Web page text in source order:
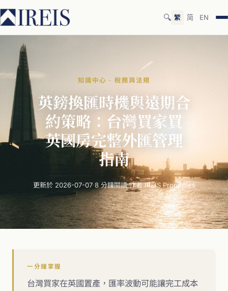
🔍 繁 简 EN
知識中心 · 稅務與法規
英鎊換匯時機與遠期合
約策略： 台灣買家買
英國房完整外匯管理
指南
更新於 2026-07-07·8 分鐘閱讀·作者 IREIS Properties
一分鐘掌握
台灣買家在英國置產，匯率波動可能讓完工成本